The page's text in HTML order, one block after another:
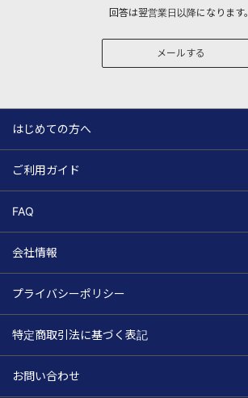
回答は翌営業日以降になります。
メールする
はじめての方へ
ご利用ガイド
FAQ
会社情報
プライバシーポリシー
特定商取引法に基づく表記
お問い合わせ